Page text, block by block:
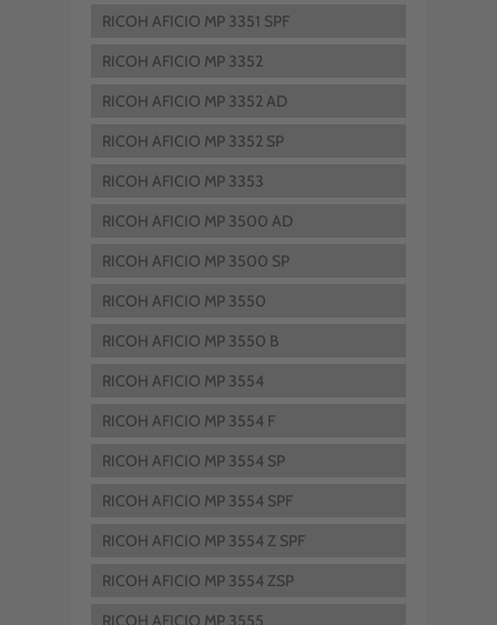
RICOH AFICIO MP 3351 SPF
RICOH AFICIO MP 3352
RICOH AFICIO MP 3352 AD
RICOH AFICIO MP 3352 SP
RICOH AFICIO MP 3353
RICOH AFICIO MP 3500 AD
RICOH AFICIO MP 3500 SP
RICOH AFICIO MP 3550
RICOH AFICIO MP 3550 B
RICOH AFICIO MP 3554
RICOH AFICIO MP 3554 F
RICOH AFICIO MP 3554 SP
RICOH AFICIO MP 3554 SPF
RICOH AFICIO MP 3554 Z SPF
RICOH AFICIO MP 3554 ZSP
RICOH AFICIO MP 3555